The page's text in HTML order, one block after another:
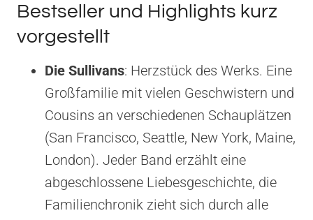
Bestseller und Highlights kurz
vorgestellt
Die Sullivans: Herzstück des Werks. Eine
Großfamilie mit vielen Geschwistern und
Cousins an verschiedenen Schauplätzen
(San Francisco, Seattle, New York, Maine,
London). Jeder Band erzählt eine
abgeschlossene Liebesgeschichte, die
Familienchronik zieht sich durch alle